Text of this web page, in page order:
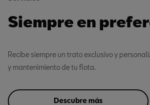
Siempre en
Recibe siempre un trato exclusivo y
y mantenimiento de tu flota.
Descubre más